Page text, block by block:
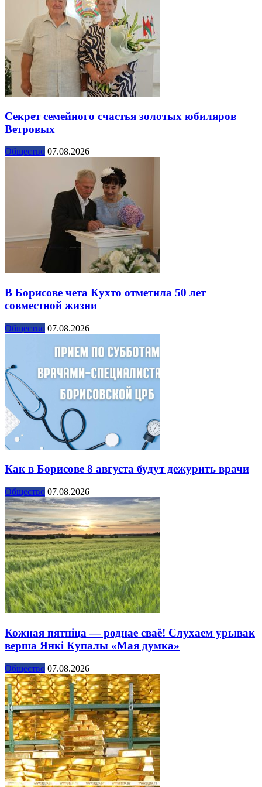
Секрет семейного счастья золотых юбиляров
Ветровых
Общество 07.08.2026
В Борисове чета Кухто отметила 50 лет
совместной жизни
Общество 07.08.2026
Как в Борисове 8 августа будут дежурить врачи
Общество 07.08.2026
Кожная пятніца — роднае сваё! Слухаем урывак
верша Янкі Купалы «Мая думка»
Общество 07.08.2026